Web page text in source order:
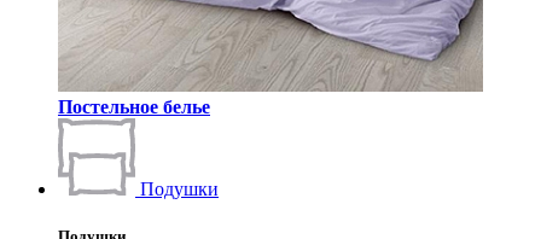
Постельное белье
Подушки